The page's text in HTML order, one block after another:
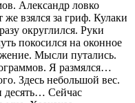
Александр ловко
взялся за гриф. Кулаки
округлился. Руки
покосился на оконное
Мысли путались.
Я размялся…
Здесь небольшой вес.
Сейчас